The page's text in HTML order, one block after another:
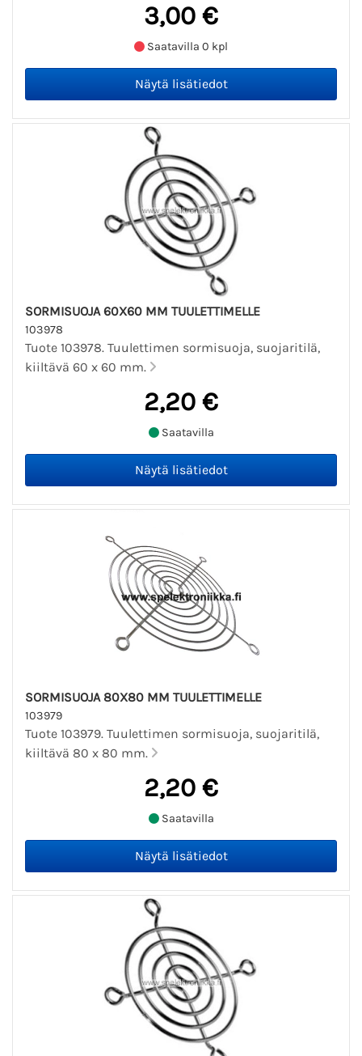
3,00 €
Saatavilla 0 kpl
SORMISUOJA 60X60 MM TUULETTIMELLE
103978
Tuote 103978. Tuulettimen sormisuoja, suojaritilä,
kiiltävä 60 x 60 mm.
2,20 €
Saatavilla
SORMISUOJA 80X80 MM TUULETTIMELLE
103979
Tuote 103979. Tuulettimen sormisuoja, suojaritilä,
kiiltävä 80 x 80 mm.
2,20 €
Saatavilla